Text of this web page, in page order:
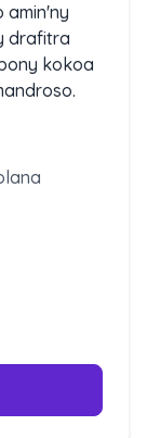
amin'ny
drafitra
kokoa